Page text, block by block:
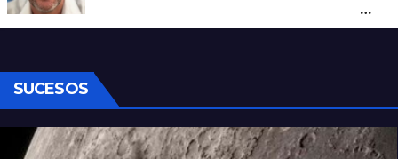
que vende tierras a extranjeros
SUCESOS